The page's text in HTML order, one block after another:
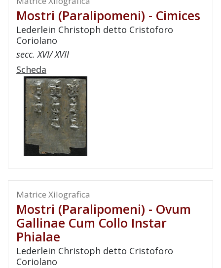
Mostri (paralipomeni) - Cimices
Lederlein Christoph detto Cristoforo
Coriolano
secc. XVI/ XVII
Scheda
Matrice Xilografica
Mostri (paralipomeni) - Ovum
Gallinae Cum Collo Instar
Phialae
Lederlein Christoph detto Cristoforo
Coriolano